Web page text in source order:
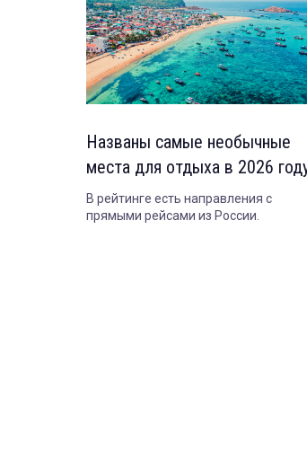
Названы самые необычные
места для отдыха в 2026
В рейтинге есть направления с
прямыми рейсами из России.